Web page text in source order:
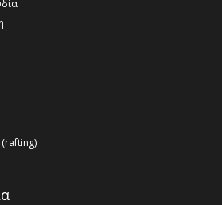
ως φυσικό και πολιτιστικό
αξίας για την